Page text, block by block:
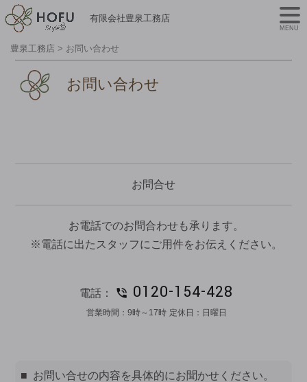
有限会社豊泉工務店
豊泉工務店 > お問い合わせ
お問い合わせ
お問合せ
お電話でのお問合わせも承ります。
※電話に出たスタッフにご用件をお伝えください。
電話： 0120-154-428
営業時間： 9時～17時 定休日： 日曜日
お問い合せの内容を具体的にお聞かせください。
MENU